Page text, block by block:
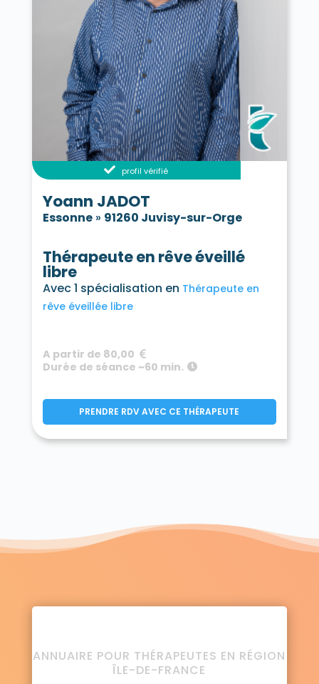
profil vérifié
Yoann JADOT
Essonne» 91260 Juvisy-sur-Orge
Thérapeute en rêve éveillé
libre
Avec 1 spécialisation en Thérapeute en
rêve éveillée libre
A partir de 80,00
Durée de séance ~60 min.
PRENDRE RDV AVEC CE THÉRAPEUTE
ANNUAIRE POUR THÉRAPEUTES EN RÉGION
ÎLE-DE-FRANCE